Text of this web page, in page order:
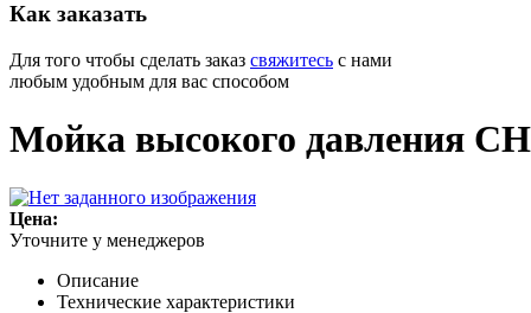
Как заказать
Для того чтобы сделать заказ свяжитесь с нами
любым удобным для вас способом
Мойка высокого давления
Цена:
Уточните у менеджеров
Описание
Технические характеристики